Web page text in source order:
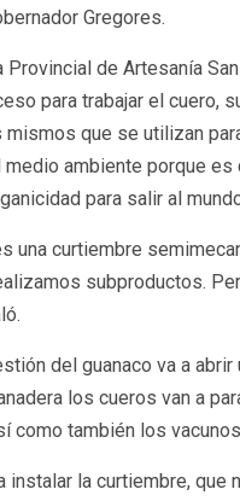
Gregores.
Provincial de Artesanía
para trabajar el cuero,
que se utilizan
ambiente porque
para salir al
una curtiembre
subproductos.
del guanaco va a
los cueros van a
como también los
la curtiembre,